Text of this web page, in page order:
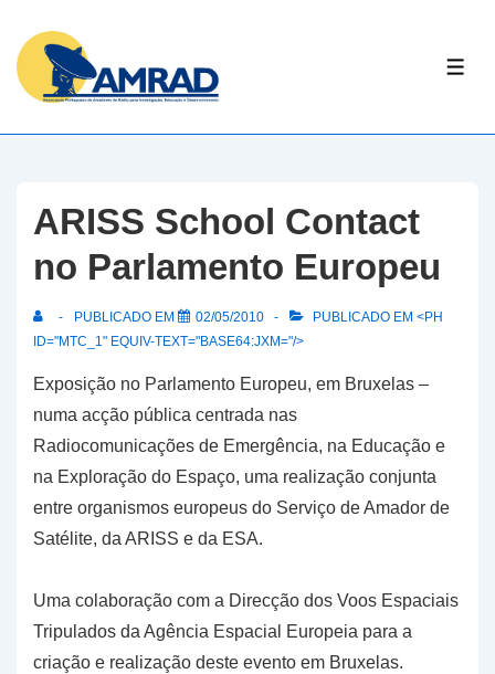
Skip
Content
ARISS School Contact
no Parlamento Europeu
PUBLICADO EM 02/05/2010
PUBLICADO EM <PH
ID="MTC_1" EQUIV-TEXT="BASE64:JXM="/>
Exposição no Parlamento Europeu, em Bruxelas –
numa acção pública centrada nas
Radiocomunicações de Emergência, na Educação e
na Exploração do Espaço, uma realização conjunta
entre organismos europeus do Serviço de Amador de
Satélite, da ARISS e da ESA.
Uma colaboração com a Direcção dos Voos Espaciais
Tripulados da Agência Espacial Europeia para a
criação e realização deste evento em Bruxelas.